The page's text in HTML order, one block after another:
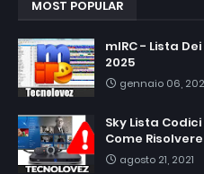
MOST POPULAR
mIRC - Lista
2025
gennaio 06,
Sky Lista
Come
agosto 21, 2021